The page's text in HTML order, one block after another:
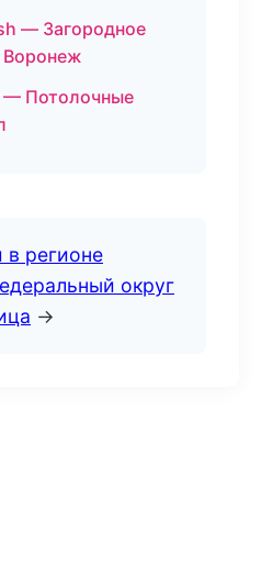
— Загородное
Воронеж
— Потолочные
в регионе
округ
→